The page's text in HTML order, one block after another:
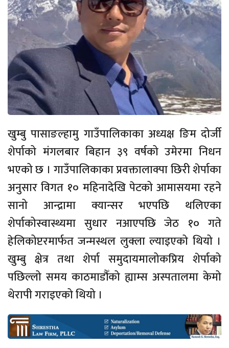
खुम्बु पासाङल्हामु गाउँपालिकाका अध्यक्ष ङिम दोर्जी
शेर्पाको मंगलबारबिहान ३९ वर्षको उमेरमा निधन
भएकोछ । गाउँपालिकाकाप्रवक्तालाक्पाछिरीशेर्पाका
अनुसारविगत १० महिनादेखि पेटकोआमासयमारहने
सानो
आन्द्रामा क्यान्सर भएपछि
थलिएका
शेर्पाकोस्वास्थ्यमा सुधार नआएपछि जेठ १० गते
हेलिकोप्टरमार्फत जन्मस्थल लुक्ला ल्याइएको थियो ।
खुम्बु क्षेत्र तथा शेर्पा समुदायमालोकप्रिय शेर्पाको
पछिल्लो समय काठमाडौँको ह्याम्स अस्पतालमा केमो
थेरापीगराइएकोथियो ।